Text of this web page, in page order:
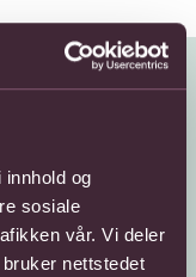
og
sosiale
vår. Vi deler
nettstedet
blomster